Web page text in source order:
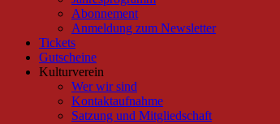
Abonnement
Anmeldung zum Newsletter
Tickets
Gutscheine
Kulturverein
Wer wir sind
Kontaktaufnahme
Satzung und Mitgliedschaft